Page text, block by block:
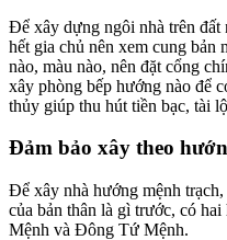
Để xây dựng ngôi nhà trên đất
hết gia chủ nên xem cung bản
nào, màu nào, nên đặt cổng
xây phòng bếp hướng nào để
thủy giúp thu hút tiền bạc, tài
Đảm bảo xây theo
Để xây nhà hướng mệnh
của bản thân là gì trước, có
Mệnh và Đông Tứ Mệnh.